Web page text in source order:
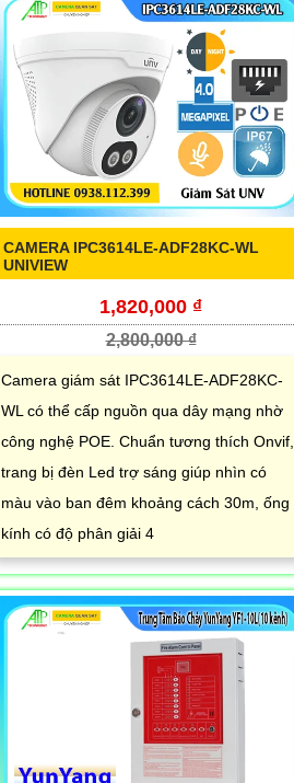
CAMERA IPC3614LE-ADF28KC-WL
UNIVIEW
1,820,000 ₫
2,800,000 ₫
Camera giám sát IPC3614LE-ADF28KC-
WL có thể cấp nguồn qua dây mạng nhờ
công nghệ POE. Chuẩn tương thích Onvif,
trang bị đèn Led trợ sáng giúp nhìn có
màu vào ban đêm khoảng cách 30m, ống
kính có độ phân giải 4